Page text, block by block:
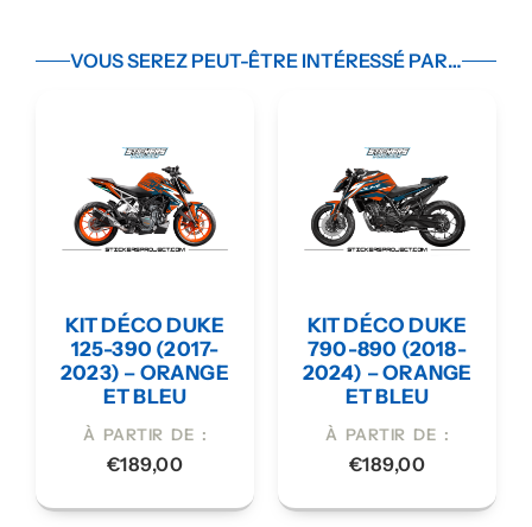
VOUS SEREZ PEUT-ÊTRE INTÉRESSÉ PAR…
KIT DÉCO DUKE
125-390 (2017-
2023) – ORANGE
ET BLEU
À PARTIR DE :
€189,00
KIT DÉCO DUKE
790-890 (2018-
2024) – ORANGE
ET BLEU
À PARTIR DE :
€189,00